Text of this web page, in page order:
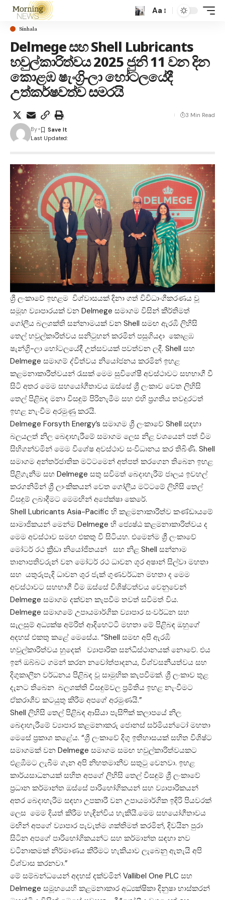
Aa
Sinhala
Delmege සහ Shell Lubricants
හවුල්කාරිත්වය 2025 ජුනි 11 වන දින
කොළඹ ෂැංග්‍රි-ලා හෝටලයේදී
උත්කර්ෂවත්ව සමරයි
Last Updated:
By
3 Min Read
ශ්‍රී ලංකාවේ ඉහළම විශ්වාසයක් දිනා ගත් විවිධාංගීකරණය වූ
සමූහ ව්‍යාපාරයක් වන Delmege සමාගම විසින් කීර්තිමත්
ගෝලීය බලශක්ති සන්නාමයක් වන Shell සමඟ ඇරඹි ලිහිසි
තෙල් හවුල්කාරිත්වය සනිටුහන් කරමින් පසුගියදා කොළඹ
ෂැන්ග්‍රි-ලා හෝටලයේදී උත්සවයක් පවත්වන ලදී. Shell සහ
Delmege සමාගම් ද්විත්වය නියෝජනය කරමින් ඉහළ
කළමනාකාරීත්වයන් රැසක් මෙම සුවිශේෂී අවස්ථාවට සහභාගී වී
සිටි අතර මෙම සහයෝගීතාවය ඔස්සේ ශ්‍රී ලංකාව වෙත ලිහිසි
තෙල් පිළිබඳ මනා විසඳුම් පිරිනැමීම සහ එහි ප්‍රගතිය තවදුරටත්
ඉහළ නැංවීම අරමුණු කරයි.
Delmege Forsyth Energy’s සමාගම ශ්‍රී ලංකාවේ Shell සඳහා
බලයලත් නිල බෙදාහැරීමේ සමාගම ලෙස නිළ වශයෙන් පත් වීම
සිහිගන්වමින් මෙම විශේෂ අවස්ථාව සංවිධානය කර තිබිණි. Shell
සමාගම අන්තර්ජාතික මට්ටමෙන් අත්පත් කරගෙන තිබෙන ඉහළ
පිළිගැනීම සහ Delmege සතු සවිමත් බෙදාහැරීම් ජාලය ඉවහල්
කරගනිමින් ශ්‍රී ලාංකිකයන් වෙත ගෝලීය මට්ටමේ ලිහිසි තෙල්
විසඳුම් ලබාදීමට මෙමඟින් අපේක්ෂා කෙරේ.
Shell Lubricants Asia-Pacific හි කළමනාකාරීත්ව කණ්ඩායමේ
සාමාජිකයන් මෙන්ම Delmege හි ජ්‍යෙෂ්ඨ කළමනාකාරිත්වය ද
මෙම අවස්ථාව සමඟ එකතු වී සිටියහ. එමෙන්ම ශ්‍රී ලංකාවේ
මෝටර් රථ ක්‍රීඩා නියෝජිතයන් සහ නිළ Shell සන්නාම
තානාපතිවරුන් වන මෝටර් රථ ධාවන ශූර අෂාන් සිල්වා මහතා
සහ යතුරුපැදි ධාවන ශුර ජැක් ගුණවර්ධන මහතා ද මෙම
අවස්ථාවට සහභාගී වීම ඔස්සේ විශිෂ්ටත්වය වෙනුවෙන්
Delmege සමාගම දක්වන කැපවීම තවත් සවිමත් විය.
Delmege සමාගමේ උපායමාර්ගික ව්‍යාපාර සංවර්ධන සහ
සැලසුම් අධ්‍යක්ෂ අම්රිත් ආදිහෙට්ටි මහතා මේ පිළිබඳ ඔහුගේ
අදහස් එකතු කළේ මෙසේය. “Shell සමඟ අපි ඇරඹි
හවුල්කාරිත්වය හුදෙක් ව්‍යාපාරික සන්ධිස්ථානයක් නොවේ. එය
ඉන් ඔබ්බට ගමන් කරන නවෝත්පාදනය, විශ්වසනීයත්වය සහ
දිගුකාලීන වර්ධනය පිළිබඳ වූ සාමුහික කැපවීමක්. ශ්‍රී ලංකාව තුළ
දැනට තිබෙන බලශක්ති විසඳුම්වල ප්‍රමිතිය ඉහළ නැංවීමට
ඒකරාශීව කටයුතු කිරීම අපගේ අරමුණයි.”
Shell ලිහිසි තෙල් පිළිබඳ ආසියා පැසිෆික් කලාපයේ නිල
බෙදාහැරීමේ ව්‍යාපාර කළමනාකරු ජොනස් සර්මියන්ටෝ මහතා
මෙසේ ප්‍රකාශ කළේය. “ශ්‍රී ලංකාවේ දිගු ඉතිහාසයක් සහිත විශිෂ්ට
සමාගමක් වන Delmege සමාගම සමඟ හවුල්කාරිත්වයකට
එළඹීමට ලැබීම ගැන අපි නිහතමානීව සතුටු වෙනවා. ඉහළ
කාර්යසාධනයක් සහිත අපගේ ලිහිසි තෙල් විසඳුම් ශ්‍රී ලංකාවේ
ප්‍රධාන කර්මාන්ත ඔස්සේ පාරිභෝගිකයන් සහ ව්‍යාපාරිකයන්
අතර බෙදාහැරීම සඳහා උපකාරී වන උපායමාර්ගික ඉදිරි පියවරක්
ලෙස මෙම දියත් කිරීම හැඳින්විය හැකියි.මෙම සහයෝගීතාවය
මඟින් අපගේ ව්‍යාපාර පැවැත්ම ශක්තිමත් කරමින්, දිවයින පුරා
සිටින අපගේ පාරිභෝගිකයන්ට සහ කර්මාන්ත සඳහා නව
වටිනාකමක් නිර්මාණය කිරීමට හැකියාව ලැබෙනු ඇතැයි අපි
විශ්වාස කරනවා.”
මේ සම්බන්ධයෙන් අදහස් දක්වමින් Vallibel One PLC සහ
Delmege සමූහයෙහි කළමනාකාර අධ්‍යක්ෂිකා දිනුෂා භාස්කරන්